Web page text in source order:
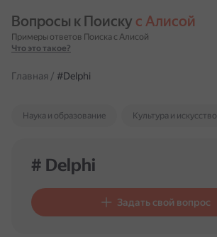
Вопросы к Поиску с Алисой
Примеры ответов Поиска с Алисой
Что это такое?
Главная / #Delphi
Наука и образование Культура и искусство
# Delphi
Задать свой вопрос